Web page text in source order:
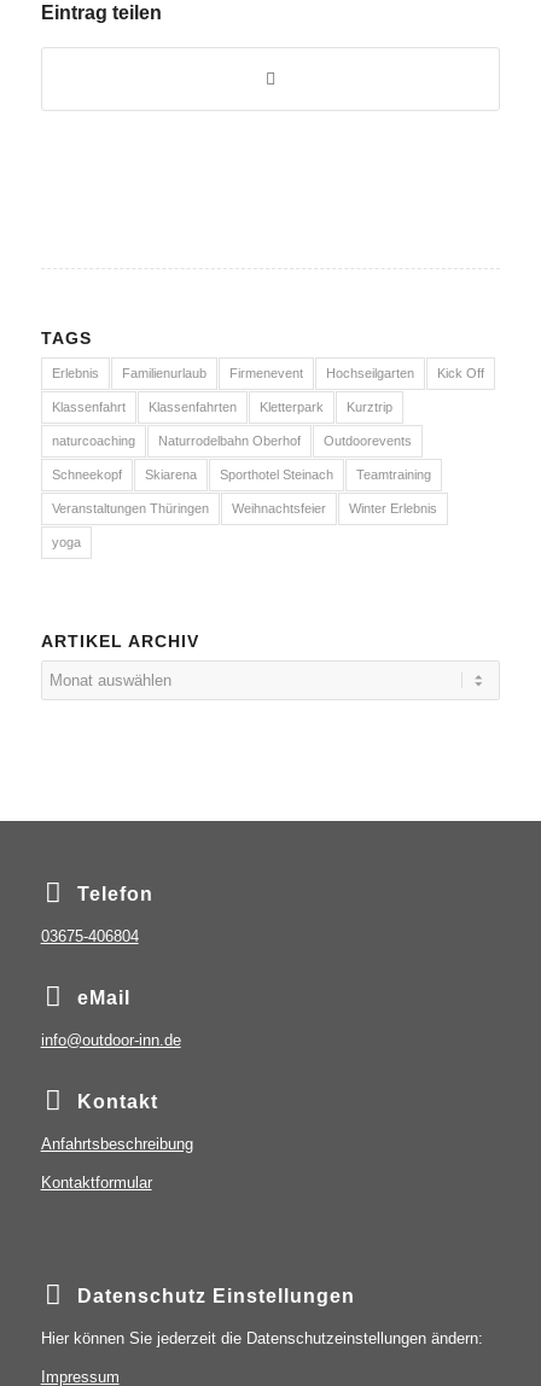
Eintrag teilen
TAGS
Erlebnis Familienurlaub Firmenevent Hochseilgarten Kick Off
Klassenfahrt Klassenfahrten Kletterpark Kurztrip
naturcoaching Naturrodelbahn Oberhof Outdoorevents
Schneekopf Skiarena Sporthotel Steinach Teamtraining
Veranstaltungen Thüringen Weihnachtsfeier Winter Erlebnis
yoga
ARTIKEL ARCHIV
Telefon
03675-406804
eMail
info@outdoor-inn.de
Kontakt
Anfahrtsbeschreibung
Kontaktformular
Datenschutz Einstellungen
Hier können Sie jederzeit die Datenschutzeinstellungen ändern:
Impressum